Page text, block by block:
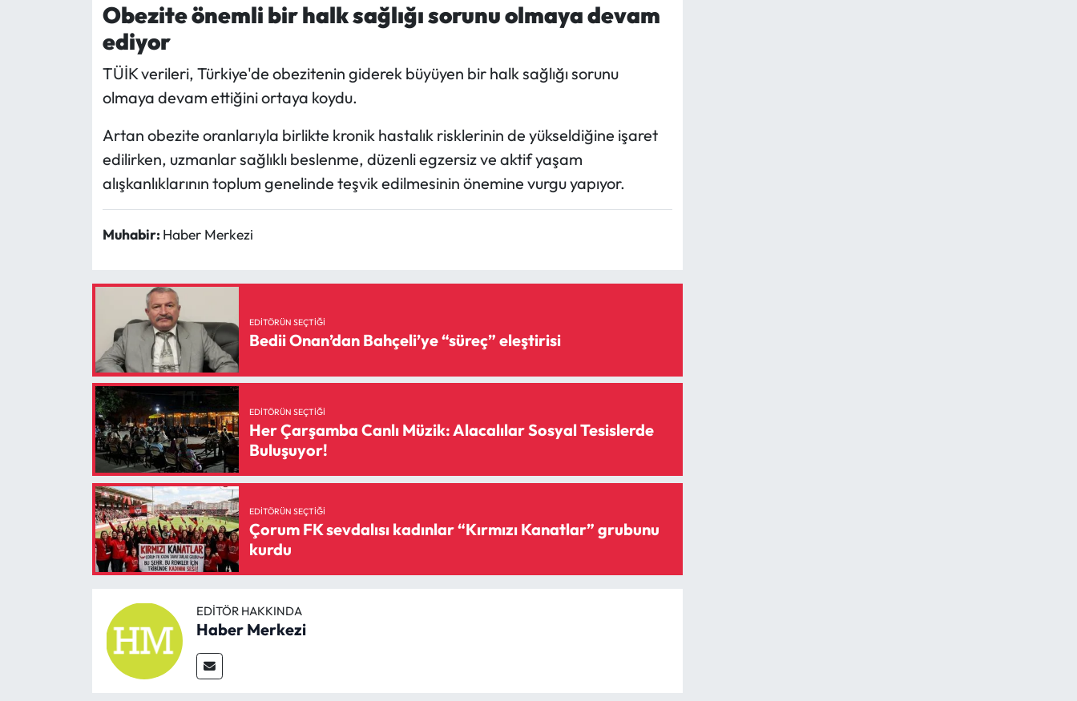
Obezite önemli bir halk sağlığı sorunu olmaya devam
ediyor
TÜİK verileri, Türkiye'de obezitenin giderek büyüyen bir halk sağlığı sorunu
olmaya devam ettiğini ortaya koydu.
Artan obezite oranlarıyla birlikte kronik hastalık risklerinin de yükseldiğine işaret
edilirken, uzmanlar sağlıklı beslenme, düzenli egzersiz ve aktif yaşam
alışkanlıklarının toplum genelinde teşvik edilmesinin önemine vurgu yapıyor.
Muhabir: Haber Merkezi
EDITÖRÜN SEÇTIĞI
Bedii Onan’dan Bahçeli’ye “süreç” eleştirisi
EDITÖRÜN SEÇTIĞI
Her Çarşamba Canlı Müzik: Alacalılar Sosyal Tesislerde
Buluşuyor!
EDITÖRÜN SEÇTIĞI
Çorum FK sevdalısı kadınlar “Kırmızı Kanatlar” grubunu
kurdu
EDITÖR HAKKINDA
Haber Merkezi